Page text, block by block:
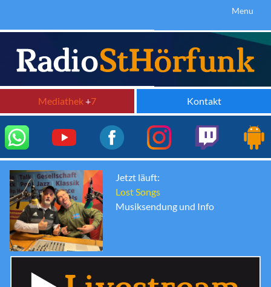
Menu
Mediathek+7 Kontakt
Jetzt läuft:
Lost Songs
Musiksendung und Info